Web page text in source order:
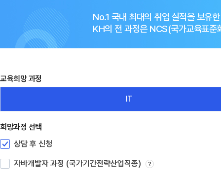
No.1 국내 최대의 취업 실적을 보유
KH의 전 과정은 NCS(국가교육표준
교육희망 과정
IT
희망과정 선택
상담 후 신청
자바개발자 과정 (국가기간전략산업직종) ?